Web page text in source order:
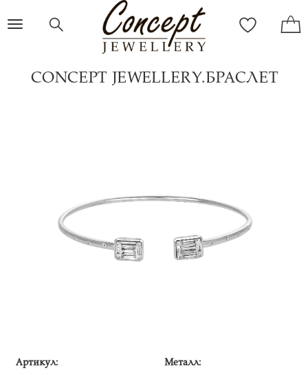
Toggle
CONCEPT JEWELLERY.БРАСЛЕТ
Артикул:
Металл: